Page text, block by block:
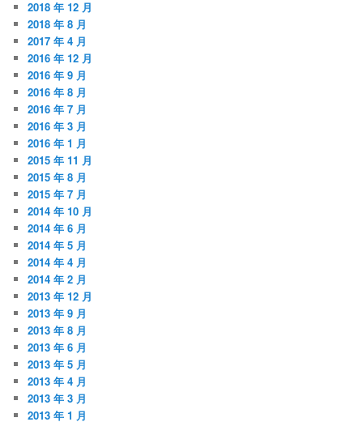
2018 年 12 月
2018 年 8 月
2017 年 4 月
2016 年 12 月
2016 年 9 月
2016 年 8 月
2016 年 7 月
2016 年 3 月
2016 年 1 月
2015 年 11 月
2015 年 8 月
2015 年 7 月
2014 年 10 月
2014 年 6 月
2014 年 5 月
2014 年 4 月
2014 年 2 月
2013 年 12 月
2013 年 9 月
2013 年 8 月
2013 年 6 月
2013 年 5 月
2013 年 4 月
2013 年 3 月
2013 年 1 月